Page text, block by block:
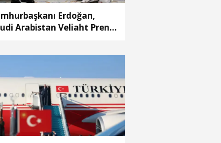
Erdoğan,
Arabistan Veliaht Prensi